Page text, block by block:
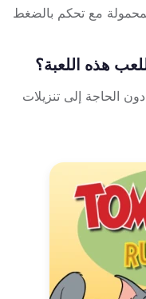
مع تحكم بالضغط
هذه اللعبة؟
الحاجة إلى تنزيلات